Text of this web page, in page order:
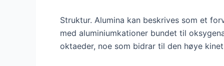
Struktur. Alumina kan beskrives som et
med aluminiumkationer bundet til
oktaeder, noe som bidrar til den høye